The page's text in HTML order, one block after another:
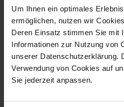
Um Ihnen ein optimales
ermöglichen, nutzen wir
Deren Einsatz stimmen Sie mit
Informationen zur Nutzung von
unserer Datenschutzerklärung.
Verwendung von Cookies auf
Sie jederzeit anpassen.